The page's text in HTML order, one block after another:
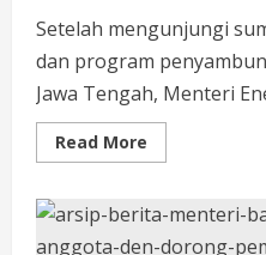
Setelah mengunjungi
dan program
Jawa Tengah, Menteri
Read More